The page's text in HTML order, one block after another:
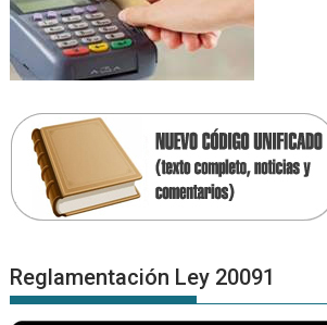
Reglamentación Ley 20091